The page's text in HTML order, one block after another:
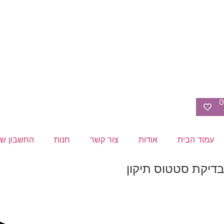
0
עמוד הבית אודות צור קשר חנות החשבון
בדיקת סטטוס תיקון